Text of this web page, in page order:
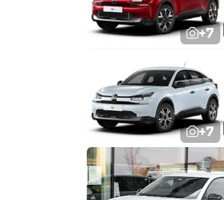
Od nejdražšího
Od nejmenšího nájezdu
Od nejvyššího nájezdu
Od nejstaršího vozu
Od nejnovějšího vozu
Od nejnovějšího inzerátu
Od nejstaršího inzerátu
Abecedně od A do Z
+7
+7